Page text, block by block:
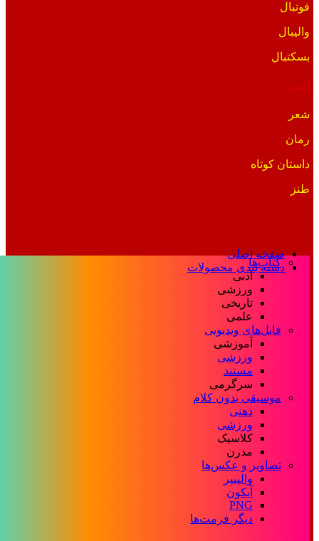
فوتبال
والیبال
بسکتبال
ادبی
شعر
رمان
داستان کوتاه
طنز
صفحه اصلی
دسته بندی محصولات
کتاب‌ها
ادبی
ورزشی
تاریخی
علمی
فایل‌های ویدیویی
آموزشی
ورزشی
مستند
سرگرمی
موسیقی بدون کلام
ذهنی
ورزشی
کلاسیک
مدرن
تصاویر و عکس‌ها
والپیپر
آیکون
PNG
دیگر فرمت‌ها